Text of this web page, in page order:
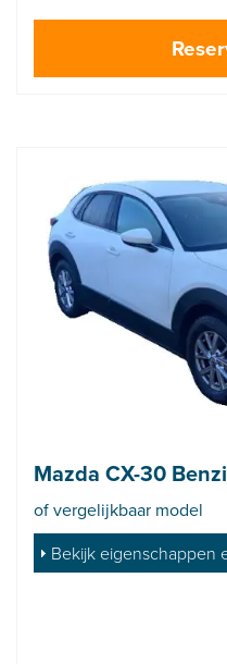
Mazda CX-30
of vergelijkbaar model
Bekijk eigenschappen